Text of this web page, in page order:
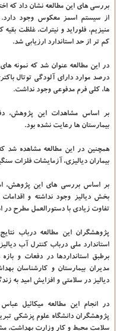
بررسی های این مطالعه نشان داد که
از سیستم اسمز معکوس وجود
کم تر از حد استاندارد ارزیابی شد.
در این مطالعه عنوان شد که نمونه
درصد موارد دارای آلودگی توتال
ها، کلی فرم مدفوعی وجود نداشت.
بر اساس مشاهدات این پژوهش،
بیمارستان ها رعایت نشده بود.
همچنین در این مطالعه مشاهده شد
بیماران دیالیزی، آزمایشات فلزات
بر اساس بررسی های این پژوهش،
بخش دیالیز وجود نداشته و
تفاوت زیادی با دستورالعمل مطرح در
پژوهشگران این مطالعه درباب
استاندارد ملی درباب کنترل آب
برطبق استانداردها در دفعات و
مدیران بیمارستان و کارشناسان
دیالیز در سلامتی و افزایش امید به
در انجام این مطالعه میکائیل
پژوهشگران دانشگاه علوم پزشکی
سلامت محیط و کار وزارت بهداشت،